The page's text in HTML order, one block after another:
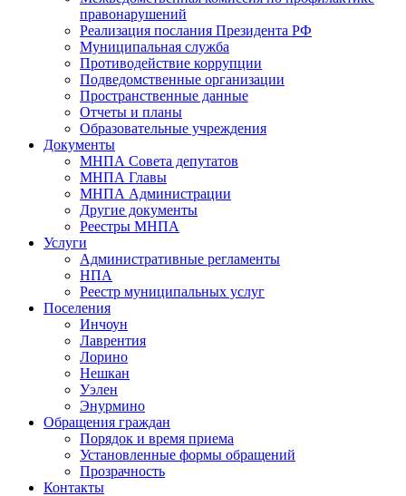
правонарушений
Реализация послания Президента РФ
Муниципальная служба
Противодействие коррупции
Подведомственные организации
Пространственные данные
Отчеты и планы
Образовательные учреждения
Документы
МНПА Совета депутатов
МНПА Главы
МНПА Администрации
Другие документы
Реестры МНПА
Услуги
Административные регламенты
НПА
Реестр муниципальных услуг
Поселения
Инчоун
Лаврентия
Лорино
Нешкан
Уэлен
Энурмино
Обращения граждан
Порядок и время приема
Установленные формы обращений
Прозрачность
Контакты